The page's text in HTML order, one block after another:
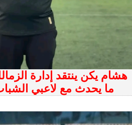
هشام يكن ينتقد إدارة
ما يحدث مع لاعبي